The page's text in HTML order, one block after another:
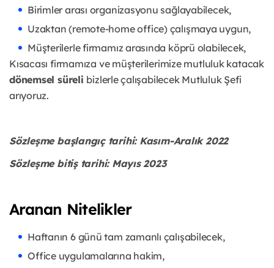
Birimler arası organizasyonu sağlayabilecek,
Uzaktan (remote-home office) çalışmaya uygun,
Müşterilerle firmamız arasında köprü olabilecek,
Kısacası firmamıza ve müşterilerimize mutluluk katacak
dönemsel süreli bizlerle çalışabilecek Mutluluk Şefi
arıyoruz.
Sözleşme başlangıç tarihi: Kasım-Aralık 2022
Sözleşme bitiş tarihi: Mayıs 2023
Aranan Nitelikler
Haftanın 6 günü tam zamanlı çalışabilecek,
Office uygulamalarına hakim,